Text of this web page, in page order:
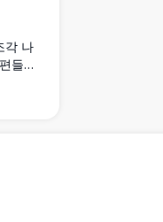
각 나
들이